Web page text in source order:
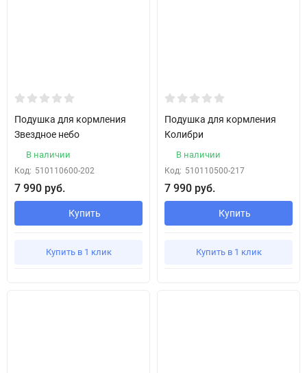
Подушка для кормления
Звездное небо
В наличии
Код: 510110600-202
7 990 руб.
Купить
Купить в 1 клик
Подушка для кормления
Колибри
В наличии
Код: 510110500-217
7 990 руб.
Купить
Купить в 1 клик